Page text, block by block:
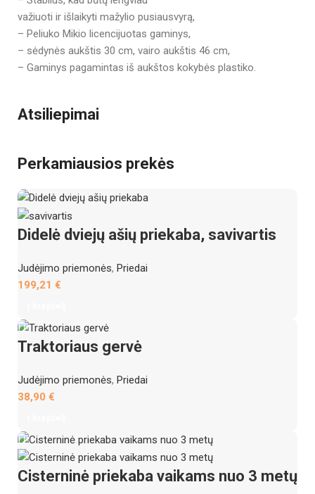
važiuoti ir išlaikyti mažylio pusiausvyrą,
– Peliuko Mikio licencijuotas gaminys,
– sėdynės aukštis 30 cm, vairo aukštis 46 cm,
– Gaminys pagamintas iš aukštos kokybės plastiko.
Atsiliepimai
Perkamiausios prekės
Didelė dviejų ašių priekaba, savivartis
Judėjimo priemonės, Priedai
199,21 €
Traktoriaus gervė
Judėjimo priemonės, Priedai
38,90 €
Cisterninė priekaba vaikams nuo 3 metų